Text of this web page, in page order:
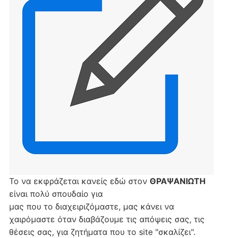
Το να εκφράζεται κανείς εδώ στον ΘΡΑΨΑΝΙΩΤΗ
είναι πολύ σπουδαίο για
μας που το διαχειριζόμαστε, μας κάνει να
χαιρόμαστε όταν διαβάζουμε τις απόψεις σας, τις
θέσεις σας, για ζητήματα που το site "σκαλίζει".